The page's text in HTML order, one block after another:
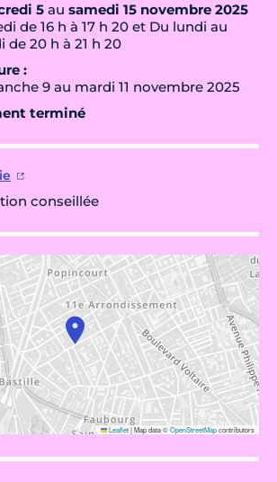
5 au samedi 15 novembre 2025
de 16 h à 17 h 20 et Du lundi au
de 20 h à 21 h 20
:
9 au mardi 11 novembre 2025
terminé
conseillée
Leaflet|Map data ©OpenStreetMapcontributors